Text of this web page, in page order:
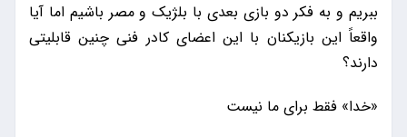
ببریم و به فکر دو بازی بعدی با بلژیک و مصر باشیم اما آیا
واقعاً این بازیکنان با این اعضای کادر فنی چنین قابلیتی
دارند؟
«خدا» فقط برای ما نیست